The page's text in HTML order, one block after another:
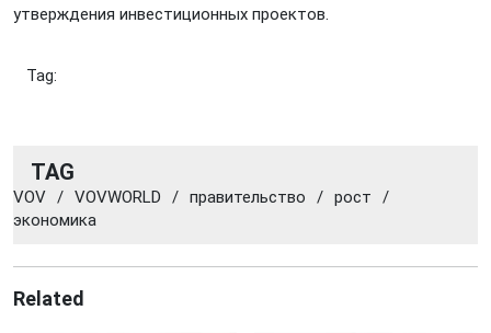
утверждения инвестиционных проектов.
Tag:
TAG
VOV / VOVWORLD / правительство / рост
/
экономика
Related